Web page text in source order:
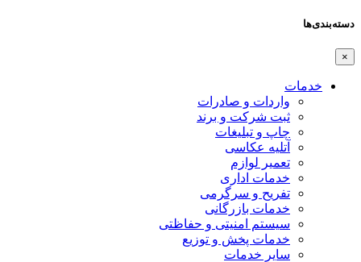
دسته‌بندی‌ها
×
خدمات
واردات و صادرات
ثبت شرکت و برند
چاپ و تبلیغات
آتلیه عکاسی
تعمیر لوازم
خدمات اداری
تفریح و سرگرمی
خدمات بازرگانی
سیستم امنیتی و حفاظتی
خدمات پخش و توزیع
سایر خدمات